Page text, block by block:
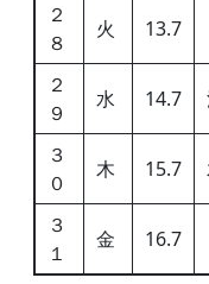
２
８
火 13.7
２
９
水 14.7
３
０
木 15.7
３
１
金 16.7